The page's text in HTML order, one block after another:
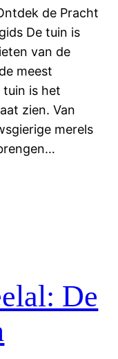
de Pracht
De tuin is
van de
meest
tuin is het
zien. Van
merels
De